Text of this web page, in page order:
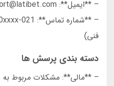
– **ایمیل**: support@latibet.com (پاسخ در 24 ساعت)
فنی)
دسته بندی پرسش ها
– **مالی**: مشکلات مربوط به